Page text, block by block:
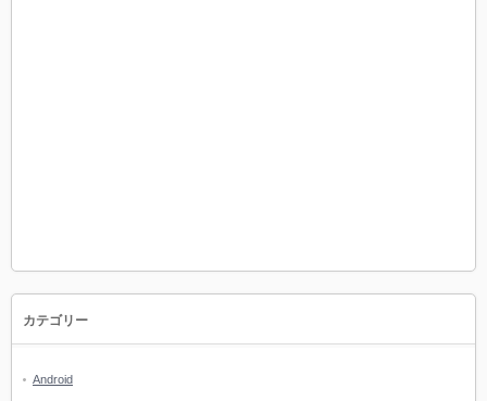
カテゴリー
Android